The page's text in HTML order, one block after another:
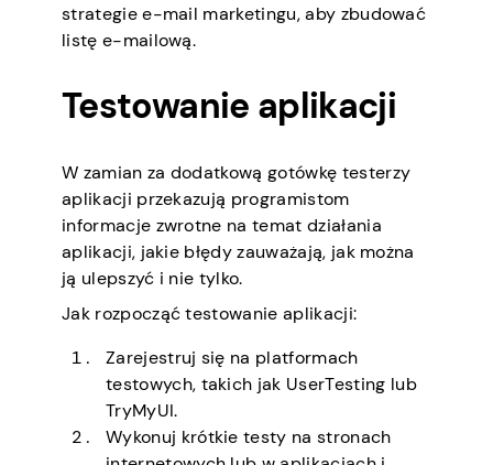
strategie e-mail marketingu, aby zbudować
listę e-mailową.
Testowanie aplikacji
W zamian za dodatkową gotówkę testerzy
aplikacji przekazują programistom
informacje zwrotne na temat działania
aplikacji, jakie błędy zauważają, jak można
ją ulepszyć i nie tylko.
Jak rozpocząć testowanie aplikacji:
Zarejestruj się na platformach
testowych, takich jak UserTesting lub
TryMyUI.
Wykonuj krótkie testy na stronach